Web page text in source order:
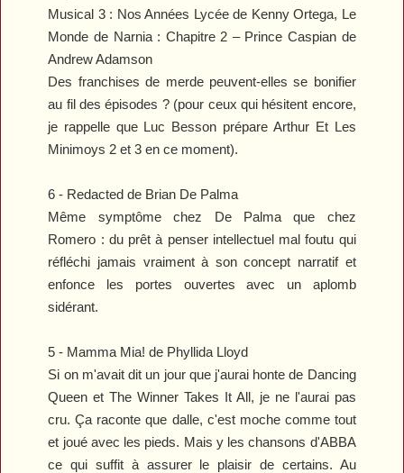
Musical 3 : Nos Années Lycéede Kenny Ortega, Le
Monde de Narnia : Chapitre 2 – Prince Caspian de
Andrew Adamson
Des franchises de merde peuvent-elles se bonifier
au fil des épisodes ? (pour ceux qui hésitent encore,
je rappelle que Luc Besson prépareArthur Et Les
Minimoys 2 et 3 en ce moment).
6 - Redacted de Brian De Palma
Même symptôme chez De Palma que chez
Romero : du prêt à penser intellectuel mal foutu qui
réfléchi jamais vraiment à son concept narratif et
enfonce les portes ouvertes avec un aplomb
sidérant.
5 - Mamma Mia! de Phyllida Lloyd
Si on m'avait dit un jour que j'aurai honte de Dancing
Queen etThe Winner Takes It All, je ne l'aurai pas
cru. Ça raconte que dalle, c'est moche comme tout
et joué avec les pieds. Mais y les chansons d'ABBA
ce qui suffit à assurer le plaisir de certains. Au